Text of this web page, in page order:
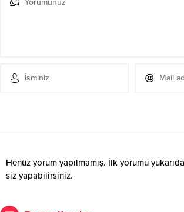
Henüz yorum yapılmamış. İlk yorumu
siz yapabilirsiniz.